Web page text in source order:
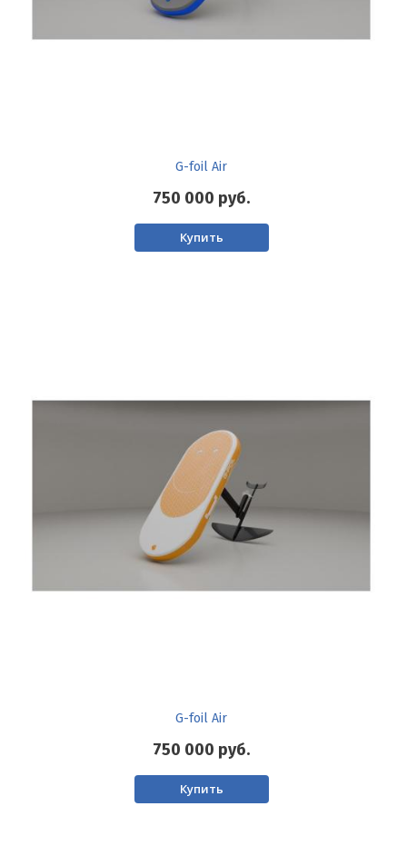
G-foil Air
750 000 руб.
Купить
G-foil Air
750 000 руб.
Купить